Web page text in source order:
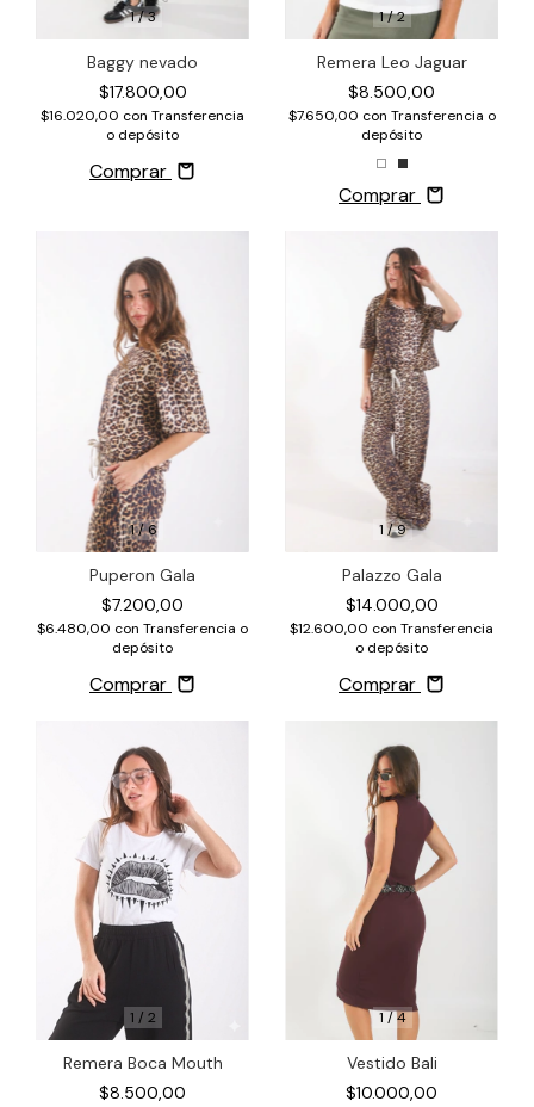
1/3
Baggy nevado
$17.800,00
$16.020,00 con Transferencia
o depósito
Comprar
1/2
Remera Leo Jaguar
$8.500,00
$7.650,00 con Transferencia o
depósito
Comprar
1/6
Puperon Gala
$7.200,00
$6.480,00 con Transferencia o
depósito
Comprar
1/9
Palazzo Gala
$14.000,00
$12.600,00 con Transferencia
o depósito
Comprar
1 / 2
Remera Boca Mouth
$8.500,00
1/4
Vestido Bali
$10.000,00